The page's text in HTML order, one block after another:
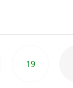
19